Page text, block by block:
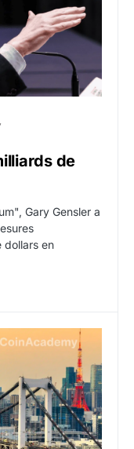
de
Gary Gensler a
dollars en
de tokens d’impôts